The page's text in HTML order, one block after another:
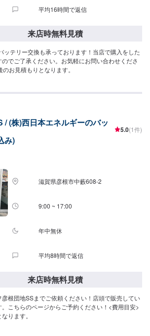
平均16時間で返信
来店時無料見積
ッテリー交換も承っております！当店で購入をした
でご了承ください。お気軽にお問い合わせくださ
お見積もりとなります。
/ (株)西日本エネルギーのバッ
み)
5.0(1件)
滋賀県彦根市中藪608-2
9:00 ~ 17:00
年中無休
平均8時間で返信
来店時無料見積
根団地SSまでご依頼ください！店頭で販売してい
こちらのページからご予約ください！<費用目安>
ります。